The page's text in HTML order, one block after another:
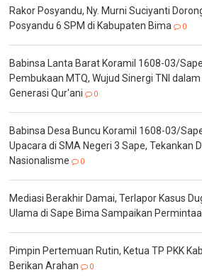
Rakor Posyandu, Ny. Murni Suciyanti
Posyandu 6 SPM di Kabupaten Bima
0
Babinsa Lanta Barat Koramil 1608-03/
Pembukaan MTQ, Wujud Sinergi TNI
Generasi Qur'ani
0
Babinsa Desa Buncu Koramil 1608-03/
Upacara di SMA Negeri 3 Sape, Tekankan
Nasionalisme
0
Mediasi Berakhir Damai, Terlapor Kasus
Ulama di Sape Bima Sampaikan
Pimpin Pertemuan Rutin, Ketua TP PKK
Berikan Arahan
0